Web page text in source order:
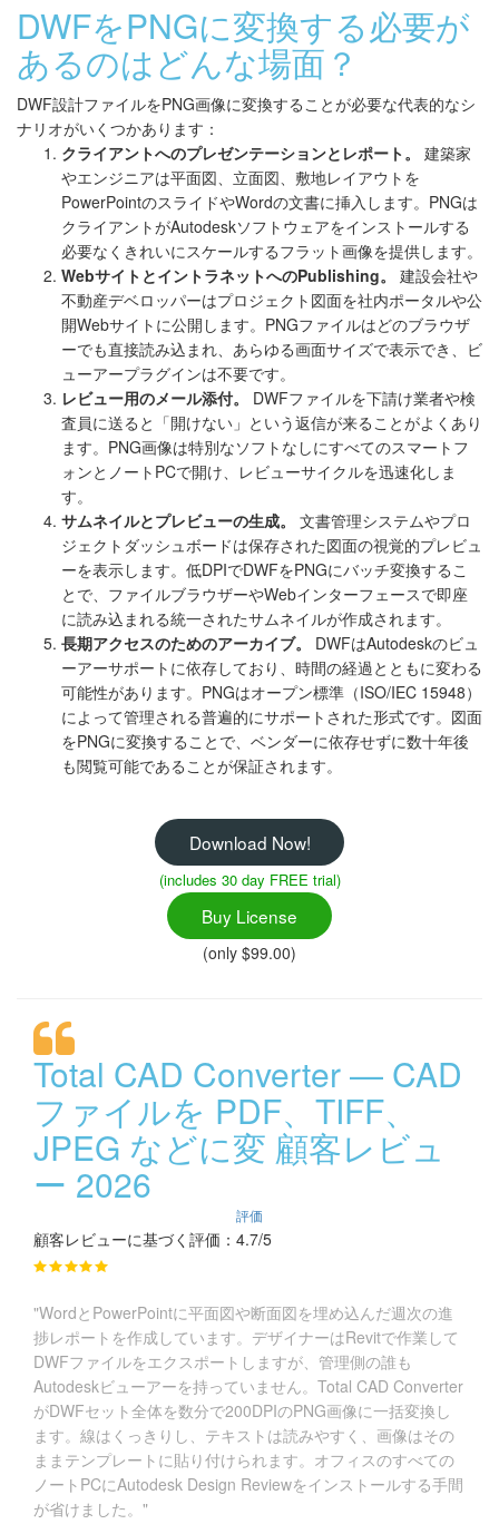
DWFをPNGに変換する必要が
あるのはどんな場面？
DWF設計ファイルをPNG画像に変換することが必要な代表的なシ
ナリオがいくつかあります：
クライアントへのプレゼンテーションとレポート。
建築家
やエンジニアは平面図、立面図、敷地レイアウトを
PowerPointのスライドやWordの文書に挿入します。PNGは
クライアントがAutodeskソフトウェアをインストールする
必要なくきれいにスケールするフラット画像を提供します。
WebサイトとイントラネットへのPublishing。
建設会社や
不動産デベロッパーはプロジェクト図面を社内ポータルや公
開Webサイトに公開します。PNGファイルはどのブラウザ
ーでも直接読み込まれ、あらゆる画面サイズで表示でき、ビ
ューアープラグインは不要です。
レビュー用のメール添付。
DWFファイルを下請け業者や検
査員に送ると「開けない」という返信が来ることがよくあり
ます。PNG画像は特別なソフトなしにすべてのスマートフ
ォンとノートPCで開け、レビューサイクルを迅速化しま
す。
サムネイルとプレビューの生成。
文書管理システムやプロ
ジェクトダッシュボードは保存された図面の視覚的プレビュ
ーを表示します。低DPIでDWFをPNGにバッチ変換するこ
とで、ファイルブラウザーやWebインターフェースで即座
に読み込まれる統一されたサムネイルが作成されます。
長期アクセスのためのアーカイブ。
DWFはAutodeskのビュ
ーアーサポートに依存しており、時間の経過とともに変わる
可能性があります。PNGはオープン標準（ISO/IEC 15948）
によって管理される普遍的にサポートされた形式です。図面
をPNGに変換することで、ベンダーに依存せずに数十年後
も閲覧可能であることが保証されます。
Download Now!
(includes 30 day FREE trial)
Buy License
(only $99.00)
Total CAD Converter — CAD
ファイルを PDF、TIFF、
JPEG などに変 顧客レビュ
ー 2026
評価
顧客レビューに基づく評価：4.7/5
"WordとPowerPointに平面図や断面図を埋め込んだ週次の進
捗レポートを作成しています。デザイナーはRevitで作業して
DWFファイルをエクスポートしますが、管理側の誰も
Autodeskビューアーを持っていません。Total CAD Converter
がDWFセット全体を数分で200DPIのPNG画像に一括変換し
ます。線はくっきりし、テキストは読みやすく、画像はその
ままテンプレートに貼り付けられます。オフィスのすべての
ノートPCにAutodesk Design Reviewをインストールする手間
が省けました。"